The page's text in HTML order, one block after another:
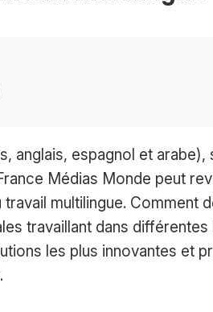
anglais, espagnol et arabe),
Médias Monde peut
multilingue. Comment
travaillant dans différentes
les plus innovantes et